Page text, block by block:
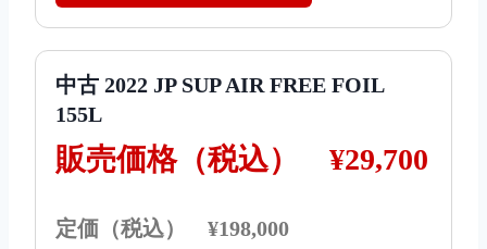
中古 2022 JP SUP AIR FREE FOIL
155L
販売価格（税込） ¥29,700
定価（税込） ¥198,000